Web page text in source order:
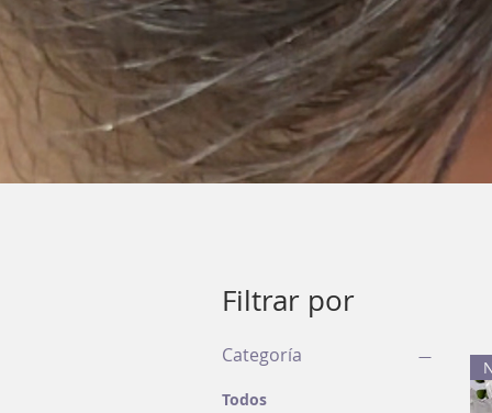
Filtrar por
Categoría
Todos